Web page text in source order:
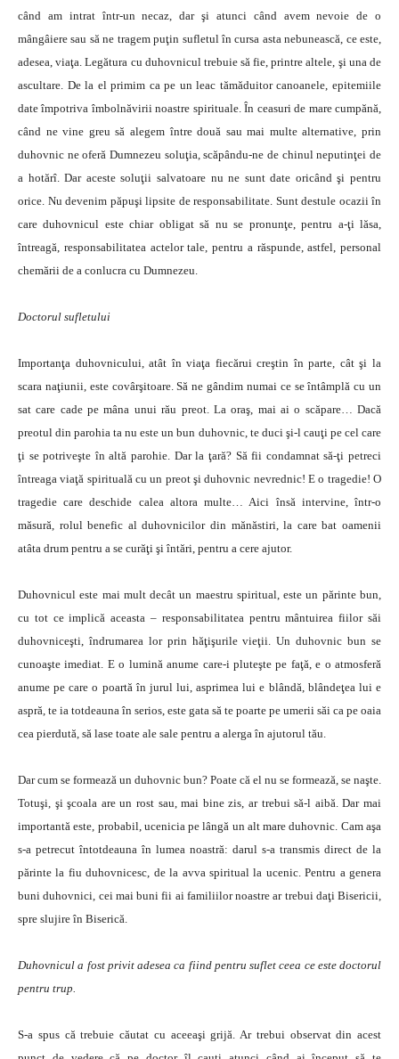
când am intrat într-un necaz, dar şi atunci când avem nevoie de o
mângâiere sau să ne tragem puţin sufletul în cursa asta nebunească, ce este,
adesea, viaţa. Legătura cu duhovnicul trebuie să fie, printre altele, şi una de
ascultare. De la el primim ca pe un leac tămăduitor canoanele, epitemiile
date împotriva îmbolnăvirii noastre spirituale. În ceasuri de mare cumpănă,
când ne vine greu să alegem între două sau mai multe alternative, prin
duhovnic ne oferă Dumnezeu soluţia, scăpându-ne de chinul neputinţei de
a hotărî. Dar aceste soluţii salvatoare nu ne sunt date oricând şi pentru
orice. Nu devenim păpuşi lipsite de responsabilitate. Sunt destule ocazii în
care duhovnicul este chiar obligat să nu se pronunţe, pentru a-ţi lăsa,
întreagă, responsabilitatea actelor tale, pentru a răspunde, astfel, personal
chemării de a conlucra cu Dumnezeu.
Doctorul sufletului
Importanţa duhovnicului, atât în viaţa fiecărui creştin în parte, cât şi la
scara naţiunii, este covârşitoare. Să ne gândim numai ce se întâmplă cu un
sat care cade pe mâna unui rău preot. La oraş, mai ai o scăpare… Dacă
preotul din parohia ta nu este un bun duhovnic, te duci şi-l cauţi pe cel care
ţi se potriveşte în altă parohie. Dar la ţară? Să fii condamnat să-ţi petreci
întreaga viaţă spirituală cu un preot şi duhovnic nevrednic! E o tragedie! O
tragedie care deschide calea altora multe… Aici însă intervine, într-o
măsură, rolul benefic al duhovnicilor din mănăstiri, la care bat oamenii
atâta drum pentru a se curăţi şi întări, pentru a cere ajutor.
Duhovnicul este mai mult decât un maestru spiritual, este un părinte bun,
cu tot ce implică aceasta – responsabilitatea pentru mântuirea fiilor săi
duhovniceşti, îndrumarea lor prin hăţişurile vieţii. Un duhovnic bun se
cunoaşte imediat. E o lumină anume care-i pluteşte pe faţă, e o atmosferă
anume pe care o poartă în jurul lui, asprimea lui e blândă, blândeţea lui e
aspră, te ia totdeauna în serios, este gata să te poarte pe umerii săi ca pe oaia
cea pierdută, să lase toate ale sale pentru a alerga în ajutorul tău.
Dar cum se formează un duhovnic bun? Poate că el nu se formează, se naşte.
Totuşi, şi şcoala are un rost sau, mai bine zis, ar trebui să-l aibă. Dar mai
importantă este, probabil, ucenicia pe lângă un alt mare duhovnic. Cam aşa
s-a petrecut întotdeauna în lumea noastră: darul s-a transmis direct de la
părinte la fiu duhovnicesc, de la avva spiritual la ucenic. Pentru a genera
buni duhovnici, cei mai buni fii ai familiilor noastre ar trebui daţi Bisericii,
spre slujire în Biserică.
Duhovnicul a fost privit adesea ca fiind pentru suflet ceea ce este doctorul
pentru trup.
S-a spus că trebuie căutat cu aceeaşi grijă. Ar trebui observat din acest